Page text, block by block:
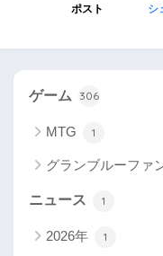
ポスト シ
ゲーム 306
MTG 1
グランブルーファ
ニュース 1
2026年 1